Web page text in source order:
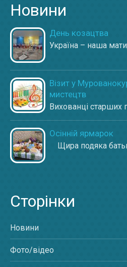
Новини
День козацтва
Україна – наша
Візит у
мистецтв
Вихованці старших
Осінній ярмарок
Щира подяка
Сторінки
Новини
Фото/відео